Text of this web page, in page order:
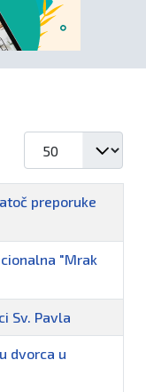
preporuke
"Mrak
Sv. Pavla
dvorca u